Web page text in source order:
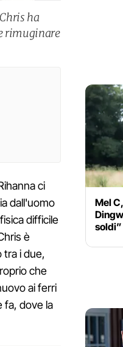
ha
rimuginare
ci
dall'uomo
difficile
è
i due,
che
ai ferri
fa, dove la
Mel
soldi”